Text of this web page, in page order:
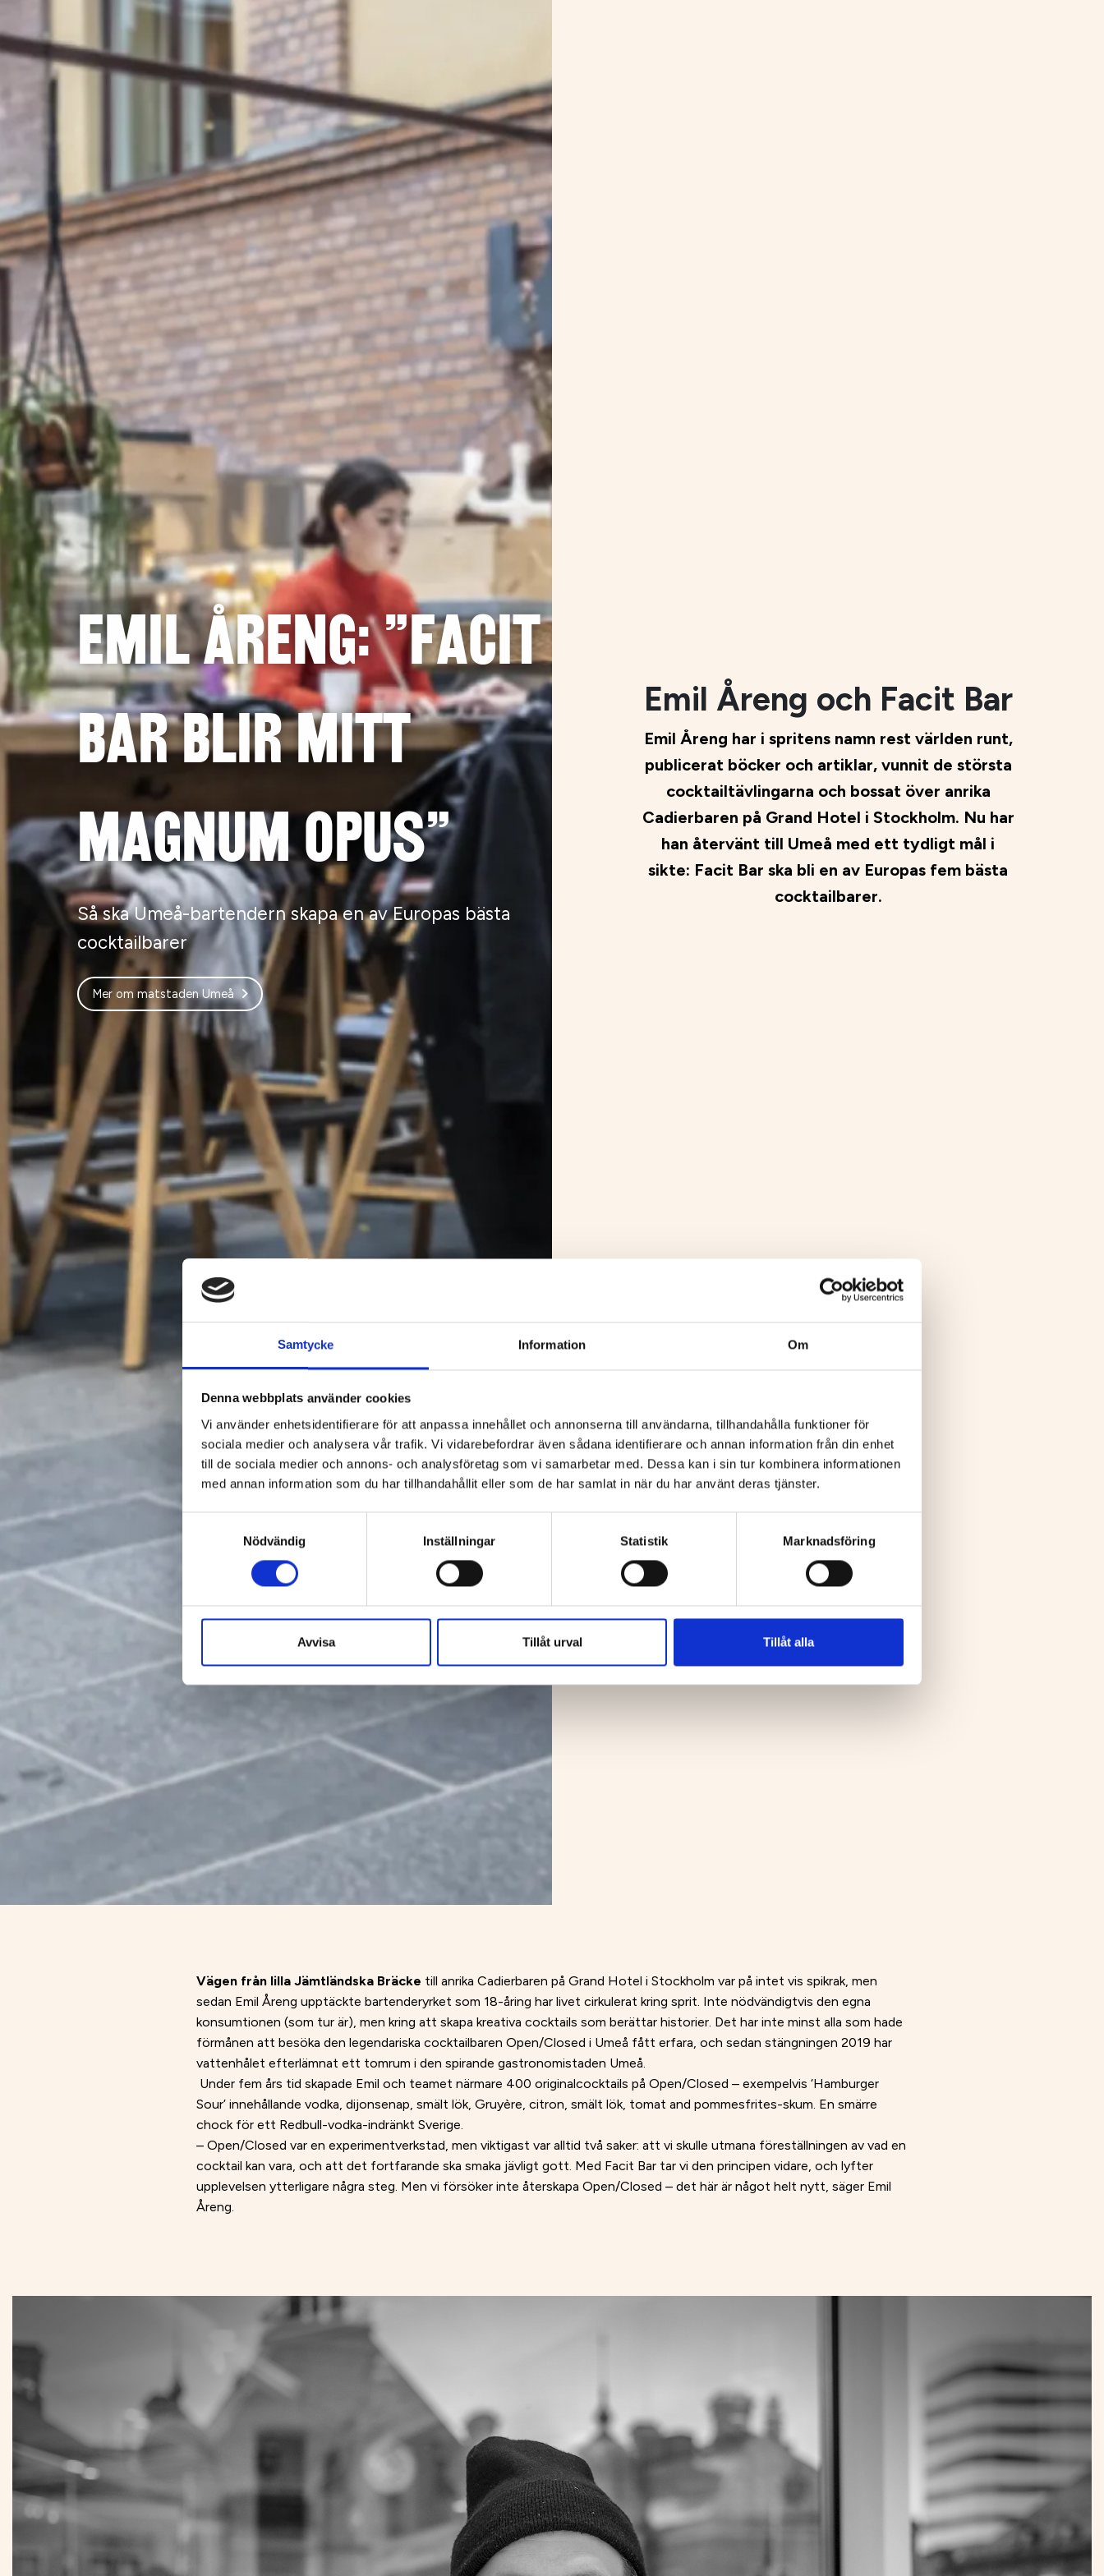
Samtycke Information Om
Denna webbplats använder cookies
Vi använder enhetsidentifierare för att anpassa innehållet och annonserna till användarna, tillhandahålla funktioner för
sociala medier och analysera vår trafik. Vi vidarebefordrar även sådana identifierare och annan information från din enhet
till de sociala medier och annons- och analysföretag som vi samarbetar med. Dessa kan i sin tur kombinera informationen
med annan information som du har tillhandahållit eller som de har samlat in när du har använt deras tjänster.
Nödvändig
Inställningar Statistik Marknadsföring
Avvisa Tillåt urval Tillåt alla
Emil Åreng: "Facit
Bar blir mitt
magnum opus"
Så ska Umeå-bartendern skapa en av Europas bästa
cocktailbarer
Mer om matstaden Umeå
Emil Åreng och Facit Bar
Emil Åreng har i spritens namn rest världen runt,
publicerat böcker och artiklar, vunnit de största
cocktailtävlingarna och bossat över anrika
Cadierbaren på Grand Hotel i Stockholm. Nu har
han återvänt till Umeå med ett tydligt mål i
sikte: Facit Bar ska bli en av Europas fem bästa
cocktailbarer.
Vägen från lilla Jämtländska Bräcke till anrika Cadierbaren på Grand Hotel i Stockholm var på intet vis spikrak, men
sedan Emil Åreng upptäckte bartenderyrket som 18-åring har livet cirkulerat kring sprit. Inte nödvändigtvis den egna
konsumtionen (som tur är), men kring att skapa kreativa cocktails som berättar historier. Det har inte minst alla som hade
förmånen att besöka den legendariska cocktailbaren Open/Closed i Umeå fått erfara, och sedan stängningen 2019 har
vattenhålet efterlämnat ett tomrum i den spirande gastronomistaden Umeå.
Under fem års tid skapade Emil och teamet närmare 400 originalcocktails på Open/Closed – exempelvis ‘Hamburger
Sour’ innehållande vodka, dijonsenap, smält lök, Gruyère, citron, smält lök, tomat and pommesfrites-skum. En smärre
chock för ett Redbull-vodka-indränkt Sverige.
– Open/Closed var en experimentverkstad, men viktigast var alltid två saker: att vi skulle utmana föreställningen av vad en
cocktail kan vara, och att det fortfarande ska smaka jävligt gott. Med Facit Bar tar vi den principen vidare, och lyfter
upplevelsen ytterligare några steg. Men vi försöker inte återskapa Open/Closed – det här är något helt nytt, säger Emil
Åreng.